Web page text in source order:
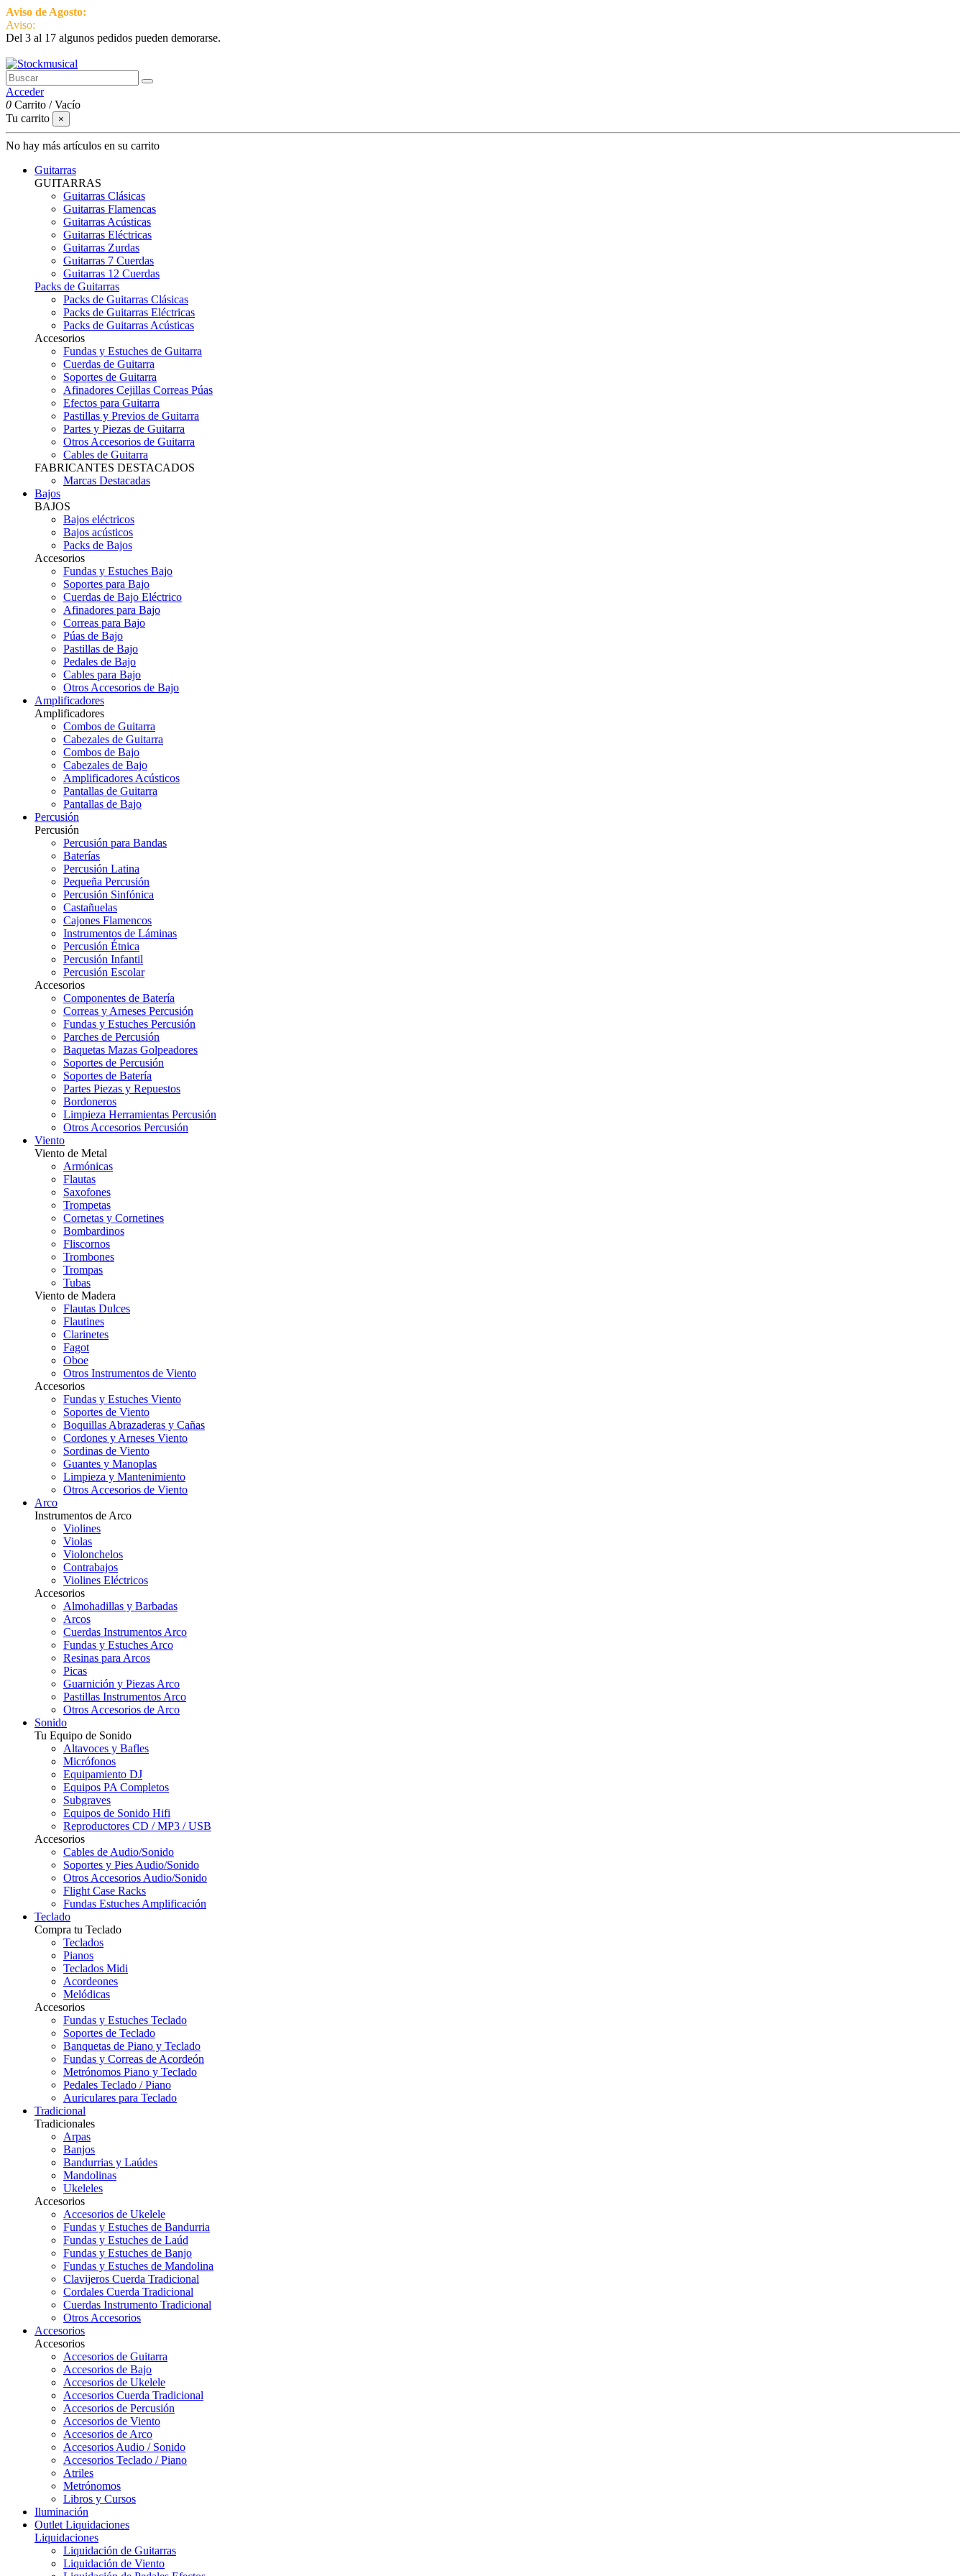
Aviso de Agosto:
Aviso:
Del 3 al 17 algunos pedidos pueden demorarse.
Acceder
0 Carrito /Vacío
Tu carrito
×
No hay más artículos en su carrito
Guitarras
GUITARRAS
Guitarras Clásicas
Guitarras Flamencas
Guitarras Acústicas
Guitarras Eléctricas
Guitarras Zurdas
Guitarras 7 Cuerdas
Guitarras 12 Cuerdas
Packs de Guitarras
Packs de Guitarras Clásicas
Packs de Guitarras Eléctricas
Packs de Guitarras Acústicas
Accesorios
Fundas y Estuches de Guitarra
Cuerdas de Guitarra
Soportes de Guitarra
Afinadores Cejillas Correas Púas
Efectos para Guitarra
Pastillas y Previos de Guitarra
Partes y Piezas de Guitarra
Otros Accesorios de Guitarra
Cables de Guitarra
FABRICANTES DESTACADOS
Marcas Destacadas
Bajos
BAJOS
Bajos eléctricos
Bajos acústicos
Packs de Bajos
Accesorios
Fundas y Estuches Bajo
Soportes para Bajo
Cuerdas de Bajo Eléctrico
Afinadores para Bajo
Correas para Bajo
Púas de Bajo
Pastillas de Bajo
Pedales de Bajo
Cables para Bajo
Otros Accesorios de Bajo
Amplificadores
Amplificadores
Combos de Guitarra
Cabezales de Guitarra
Combos de Bajo
Cabezales de Bajo
Amplificadores Acústicos
Pantallas de Guitarra
Pantallas de Bajo
Percusión
Percusión
Percusión para Bandas
Baterías
Percusión Latina
Pequeña Percusión
Percusión Sinfónica
Castañuelas
Cajones Flamencos
Instrumentos de Láminas
Percusión Étnica
Percusión Infantil
Percusión Escolar
Accesorios
Componentes de Batería
Correas y Arneses Percusión
Fundas y Estuches Percusión
Parches de Percusión
Baquetas Mazas Golpeadores
Soportes de Percusión
Soportes de Batería
Partes Piezas y Repuestos
Bordoneros
Limpieza Herramientas Percusión
Otros Accesorios Percusión
Viento
Viento de Metal
Armónicas
Flautas
Saxofones
Trompetas
Cornetas y Cornetines
Bombardinos
Fliscornos
Trombones
Trompas
Tubas
Viento de Madera
Flautas Dulces
Flautines
Clarinetes
Fagot
Oboe
Otros Instrumentos de Viento
Accesorios
Fundas y Estuches Viento
Soportes de Viento
Boquillas Abrazaderas y Cañas
Cordones y Arneses Viento
Sordinas de Viento
Guantes y Manoplas
Limpieza y Mantenimiento
Otros Accesorios de Viento
Arco
Instrumentos de Arco
Violines
Violas
Violonchelos
Contrabajos
Violines Eléctricos
Accesorios
Almohadillas y Barbadas
Arcos
Cuerdas Instrumentos Arco
Fundas y Estuches Arco
Resinas para Arcos
Picas
Guarnición y Piezas Arco
Pastillas Instrumentos Arco
Otros Accesorios de Arco
Sonido
Tu Equipo de Sonido
Altavoces y Bafles
Micrófonos
Equipamiento DJ
Equipos PA Completos
Subgraves
Equipos de Sonido Hifi
Reproductores CD / MP3 / USB
Accesorios
Cables de Audio/Sonido
Soportes y Pies Audio/Sonido
Otros Accesorios Audio/Sonido
Flight Case Racks
Fundas Estuches Amplificación
Teclado
Compra tu Teclado
Teclados
Pianos
Teclados Midi
Acordeones
Melódicas
Accesorios
Fundas y Estuches Teclado
Soportes de Teclado
Banquetas de Piano y Teclado
Fundas y Correas de Acordeón
Metrónomos Piano y Teclado
Pedales Teclado / Piano
Auriculares para Teclado
Tradicional
Tradicionales
Arpas
Banjos
Bandurrias y Laúdes
Mandolinas
Ukeleles
Accesorios
Accesorios de Ukelele
Fundas y Estuches de Bandurria
Fundas y Estuches de Laúd
Fundas y Estuches de Banjo
Fundas y Estuches de Mandolina
Clavijeros Cuerda Tradicional
Cordales Cuerda Tradicional
Cuerdas Instrumento Tradicional
Otros Accesorios
Accesorios
Accesorios
Accesorios de Guitarra
Accesorios de Bajo
Accesorios de Ukelele
Accesorios Cuerda Tradicional
Accesorios de Percusión
Accesorios de Viento
Accesorios de Arco
Accesorios Audio / Sonido
Accesorios Teclado / Piano
Atriles
Metrónomos
Libros y Cursos
Iluminación
Outlet Liquidaciones
Liquidaciones
Liquidación de Guitarras
Liquidación de Viento